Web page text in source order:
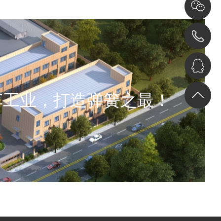
业，打造弹簧之最！